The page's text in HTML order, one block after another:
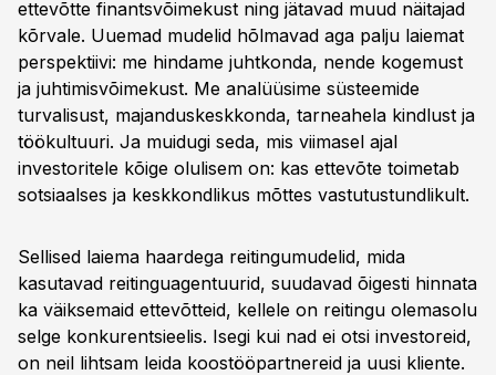
ettevõtte finantsvõimekust ning jätavad muud näitajad
kõrvale. Uuemad mudelid hõlmavad aga palju laiemat
perspektiivi: me hindame juhtkonda, nende kogemust
ja juhtimisvõimekust. Me analüüsime süsteemide
turvalisust, majanduskeskkonda, tarneahela kindlust ja
töökultuuri. Ja muidugi seda, mis viimasel ajal
investoritele kõige olulisem on: kas ettevõte toimetab
sotsiaalses ja keskkondlikus mõttes vastutustundlikult.
Sellised laiema haardega reitingumudelid, mida
kasutavad reitinguagentuurid, suudavad õigesti hinnata
ka väiksemaid ettevõtteid, kellele on reitingu olemasolu
selge konkurentsieelis. Isegi kui nad ei otsi investoreid,
on neil lihtsam leida koostööpartnereid ja uusi kliente.